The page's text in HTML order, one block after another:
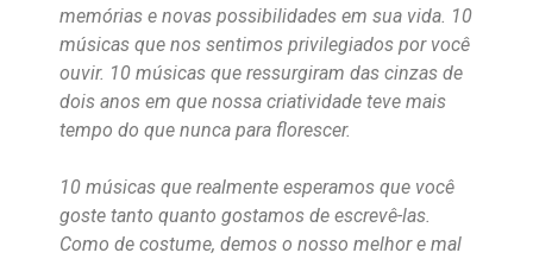
memórias e novas possibilidades em sua vida. 10
músicas que nos sentimos privilegiados por você
ouvir. 10 músicas que ressurgiram das cinzas de
dois anos em que nossa criatividade teve mais
tempo do que nunca para florescer.
10 músicas que realmente esperamos que você
goste tanto quanto gostamos de escrevê-las.
Como de costume, demos o nosso melhor e mal